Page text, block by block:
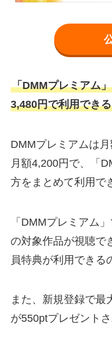
「DMMプレミアム
3,480円で利用でき
DMMプレミアムは
月額4,200円で、「
方をまとめて利用で
「DMMプレミアム
の対象作品が視聴で
員特典が利用できる
また、新規登録で最
が550ptプレゼント